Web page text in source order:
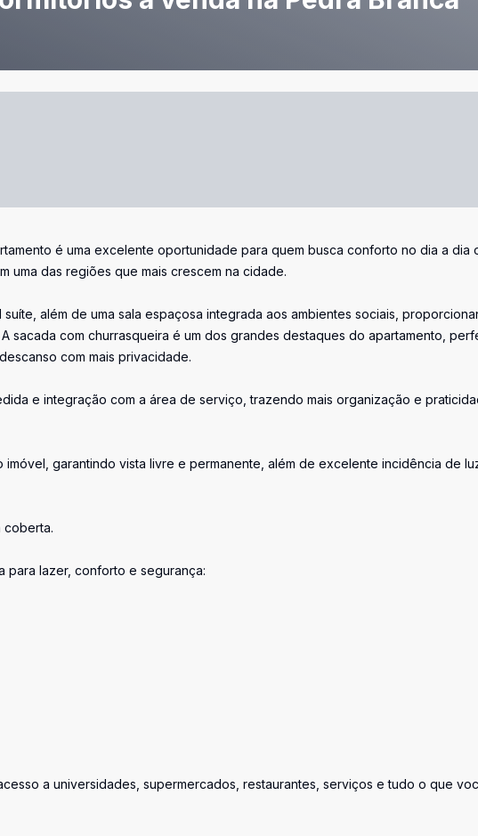
é uma excelente oportunidade para quem busca conforto no dia a dia
uma das regiões que mais crescem na cidade.
além de uma sala espaçosa integrada aos ambientes sociais,
sacada com churrasqueira é um dos grandes destaques do apartamento,
com mais privacidade.
e integração com a área de serviço, trazendo mais organização e
garantindo vista livre e permanente, além de excelente incidência de
coberta.
para lazer, conforto e segurança:
a universidades, supermercados, restaurantes, serviços e tudo o que